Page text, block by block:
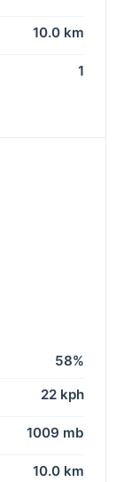
10.0 km
1
58%
22 kph
1009 mb
10.0 km